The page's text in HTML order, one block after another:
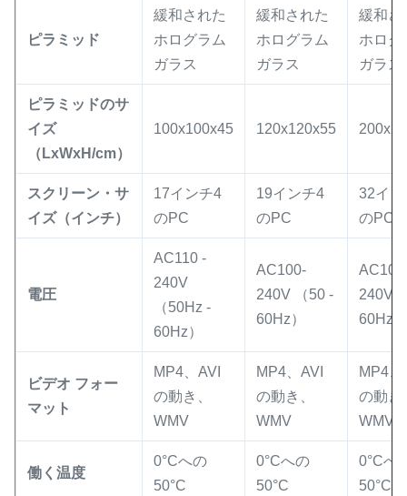
ピラミッド
緩和された
ホログラム
ガラス
緩和された
ホログラム
ガラス
緩和さ
ホログ
ガラス
ピラミッドのサ
イズ
（LxWxH/cm）
100x100x45 120x120x55
スクリーン・サ
イズ（インチ）
17インチ4
のPC
19インチ4
のPC
32イ
のPC
電圧
AC110 -
240V
（50Hz -
60Hz）
AC100-
240V （50 -
60Hz）
240V
60Hz）
ビデオ フォー
マット
MP4、AVI
の動き、
WMV
MP4、AVI
の動き、
WMV
MP4、
の動き
WMV
働く温度
0°Cへの
50°C
0°Cへの
50°C
0°Cへ
50°C